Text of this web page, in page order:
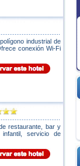
industrial de
conexión Wi-Fi
restaurante, bar y
servicio de